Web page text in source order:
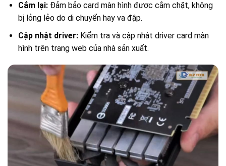
Cắm lại: Đảm bảo card màn hình được cắm chặt, không
bị lỏng lẻo do di chuyển hay va đập.
Cập nhật driver:Kiểm tra và cập nhật driver card màn
hình trên trang web của nhà sản xuất.